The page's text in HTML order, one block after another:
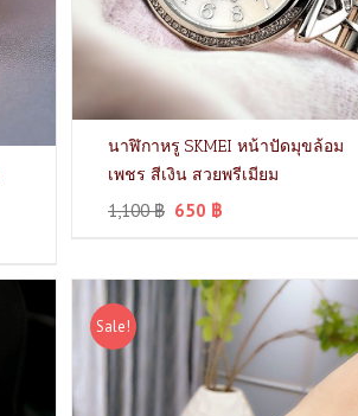
นาฬิกาหรู SKMEI หน้าปัดมุขล้อม
เพชร สีเงิน สวยพรีเมียม
1,100฿ 650 ฿
Sale!